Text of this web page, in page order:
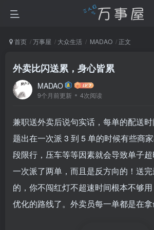
首页 万事屋 大众生活 MADAO 正文
外卖比闪送累，身心皆累
MADAO
9个月前更新 4次阅读
兼职送外卖后说句实话，每单的配送
题出在一次派 3 到 5单的时候有些商
段限行，压车等等因素就会导致单子
一次派了两单，而且是反方向的！送
的，你不闯红灯不超速时间根本不够
优化的路线了。外卖员每一单都是在拿